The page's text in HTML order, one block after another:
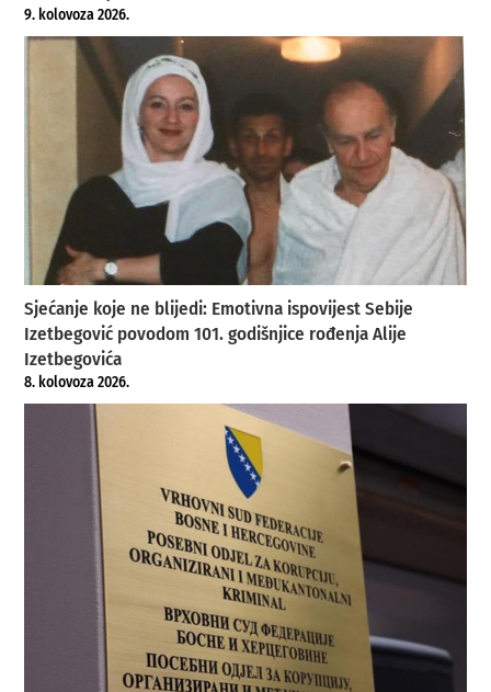
9. kolovoza 2026.
Sjećanje koje ne blijedi: Emotivna ispovijest Sebije
Izetbegović povodom 101. godišnjice rođenja Alije
Izetbegovića
8. kolovoza 2026.